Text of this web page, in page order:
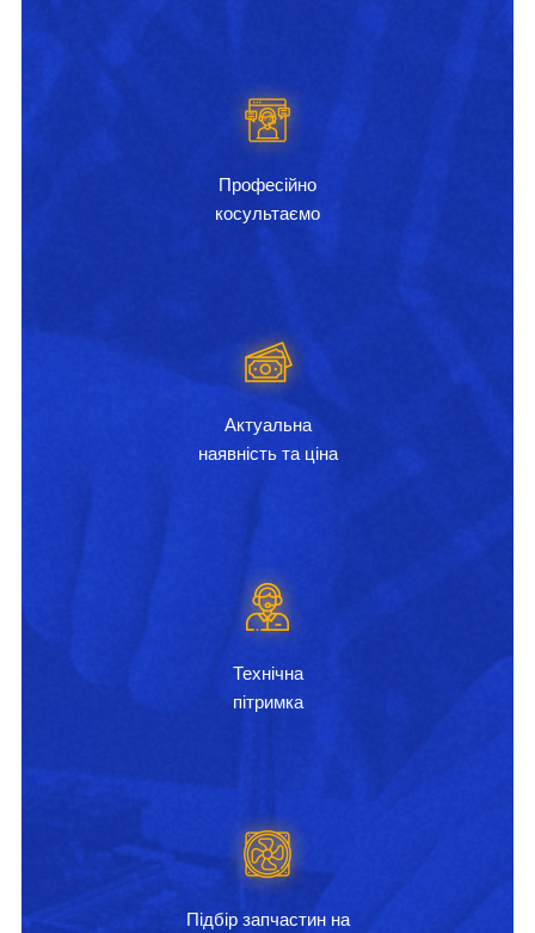
Професійно
косультаємо
Актуальна
наявність та ціна
Технічна
пітримка
Підбір запчастин на